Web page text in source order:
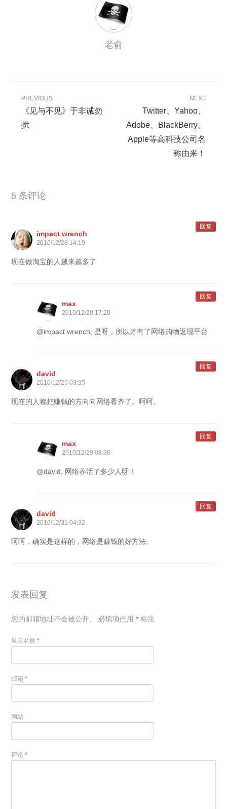
老俞
PREVIOUS
《见与不见》于非诚勿
扰
NEXT
Twitter、Yahoo、
Adobe、BlackBerry、
Apple等高科技公司名
称由来！
5 条评论
impact wrench
2010/12/28 14:19
现在做淘宝的人越来越多了
回复
max
2010/12/28 17:20
@impact wrench, 是呀，所以才有了网络购物返现平台
回复
david
2010/12/29 03:35
现在的人都把赚钱的方向向网络看齐了。呵呵。
回复
max
2010/12/29 08:30
@david, 网络养活了多少人呀！
回复
david
2010/12/31 04:32
呵呵，确实是这样的，网络是赚钱的好方法。
回复
发表回复
您的邮箱地址不会被公开。 必填项已用* 标注
显示名称*
邮箱*
网站
评论*